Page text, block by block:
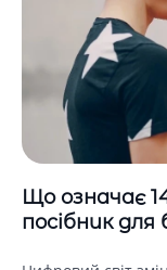
Що означає
посібник для